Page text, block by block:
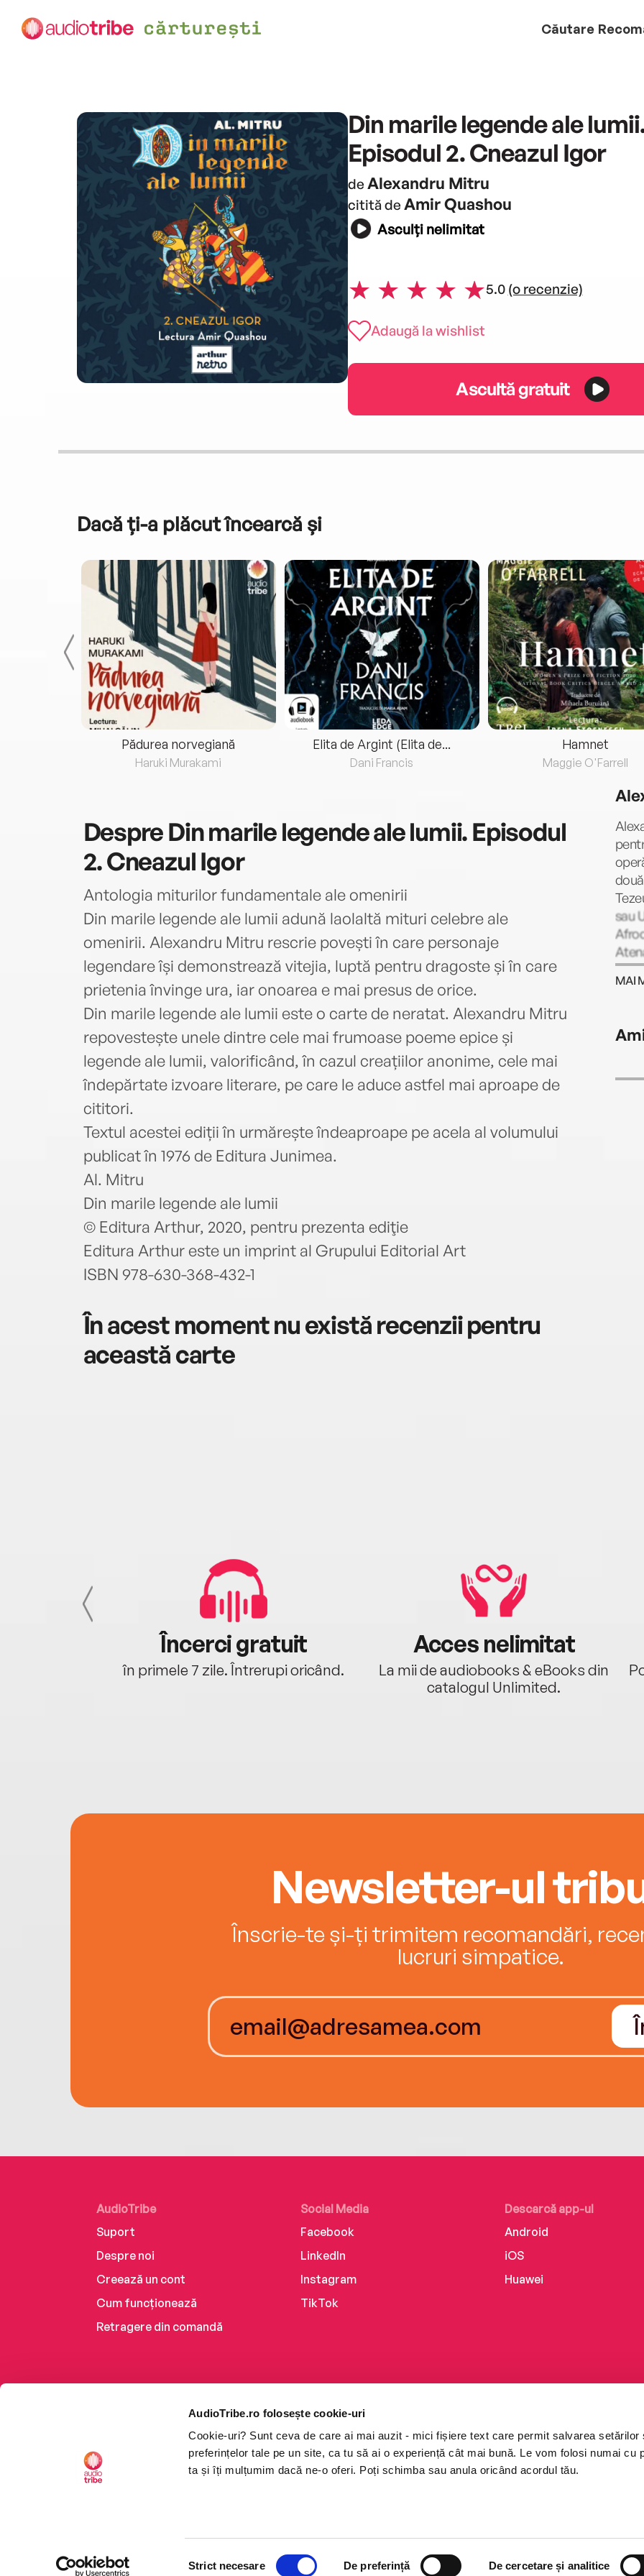
AudioTribe.ro folosește cookie-uri
Cookie-uri? Sunt ceva de care ai mai auzit - mici fișiere text care permit salvarea setărilor
preferințelor tale pe un site, ca tu să ai o experiență cât mai bună. Le vom folosi numai cu
ta și îți mulțumim dacă ne-o oferi. Poți schimba sau anula oricând acordul tău.
Strict necesare De preferință De cercetare și analitice
Căutare
Din marile legende ale
Episodul 2. Cneazul Igor
de Alexandru Mitru
citită de Amir Quashou
Asculți nelimitat
5.0 (o recenzie)
Adaugă la wishlist
Ascultă gratuit
Dacă ți-a plăcut încearcă și
Pădurea norvegiană
Haruki Murakami
Elita de Argint (Elita de...
Dani Francis
Hamnet
Maggie O'Farrell
DespreDin marile legende ale lumii. Episodul
2. Cneazul Igor
Antologia miturilor fundamentale ale omenirii
Din marile legende ale lumii adună laolaltă mituri celebre ale
omenirii. Alexandru Mitru rescrie povești în care personaje
legendare își demonstrează vitejia, luptă pentru dragoste și în care
prietenia învinge ura, iar onoarea e mai presus de orice.
Din marile legende ale lumii este o carte de neratat. Alexandru Mitru
repovestește unele dintre cele mai frumoase poeme epice și
legende ale lumii, valorificând, în cazul creațiilor anonime, cele mai
îndepărtate izvoare literare, pe care le aduce astfel mai aproape de
cititori.
Textul acestei ediții în urmărește îndeaproape pe acela al volumului
publicat în 1976 de Editura Junimea.
Al. Mitru
Din marile legende ale lumii
© Editura Arthur, 2020, pentru prezenta ediţie
Editura Arthur este un imprint al Grupului Editorial Art
ISBN 978-630-368-432-1
În acest moment nu există recenzii pentru
această carte
sau
și
MAI
Încerci gratuit
în primele 7 zile. Întrerupi oricând.
Acces nelimitat
La mii de audiobooks & eBooks din
catalogul Unlimited.
Newsletter-ul
Înscrie-te și-ți trimitem recomandări,
lucruri simpatice.
AudioTribe
Suport
Despre noi
Creează un cont
Cum funcționează
Retragere din comandă
Social Media
Facebook
LinkedIn
Instagram
TikTok
Descarcă app-ul
Android
iOS
Huawei
©2026 Nemo EPG SRL. Toate drepturile rezervate.